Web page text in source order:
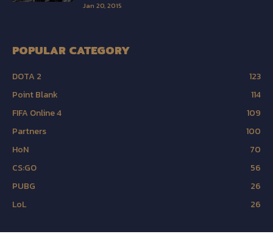
Jan 20, 2015
POPULAR CATEGORY
DOTA 2
123
Point Blank
114
FIFA Online 4
109
Partners
100
HoN
70
CS:GO
56
PUBG
26
LoL
26